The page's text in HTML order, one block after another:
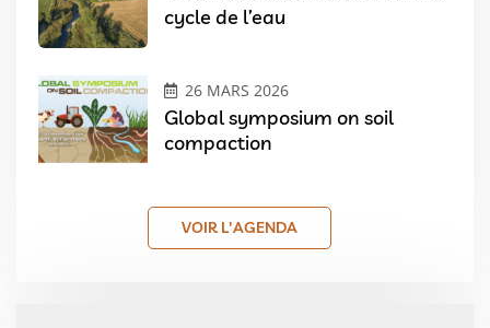
cycle de l’eau
26 MARS 2026
Global symposium on soil
compaction
VOIR L'AGENDA